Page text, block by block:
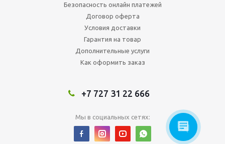
Безопасность онлайн платежей
Договор оферта
Условия доставки
Гарантия на товар
Дополнительные услуги
Как оформить заказ
+7 727 31 22 666
Мы в социальных сетях: